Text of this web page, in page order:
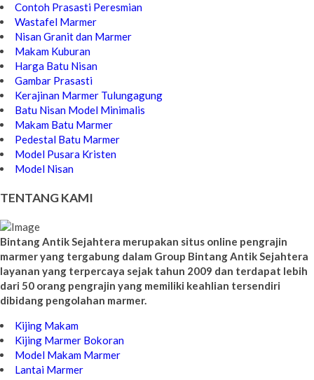
Contoh Prasasti Peresmian
Wastafel Marmer
Nisan Granit dan Marmer
Makam Kuburan
Harga Batu Nisan
Gambar Prasasti
Kerajinan Marmer Tulungagung
Batu Nisan Model Minimalis
Makam Batu Marmer
Pedestal Batu Marmer
Model Pusara Kristen
Model Nisan
TENTANG KAMI
Bintang Antik Sejahtera merupakan situs online pengrajin
marmer yang tergabung dalam Group Bintang Antik Sejahtera
layanan yang terpercaya sejak tahun 2009 dan terdapat lebih
dari 50 orang pengrajin yang memiliki keahlian tersendiri
dibidang pengolahan marmer.
Kijing Makam
Kijing Marmer Bokoran
Model Makam Marmer
Lantai Marmer